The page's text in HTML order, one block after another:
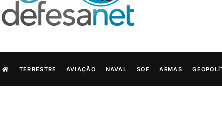
TERRESTRE AVIAÇÃO NAVAL SOF ARMAS